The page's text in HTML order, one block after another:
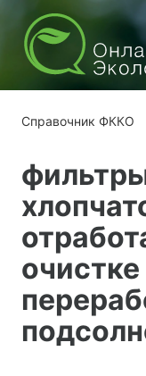
Справочник ФККО